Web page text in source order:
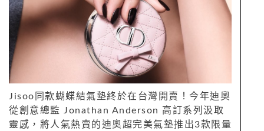
Jisoo同款蝴蝶結氣墊終於在台灣開賣！今年迪奧
從創意總監 Jonathan Anderson 高訂系列汲取
靈感，將人氣熱賣的迪奧超完美氣墊推出3款限量